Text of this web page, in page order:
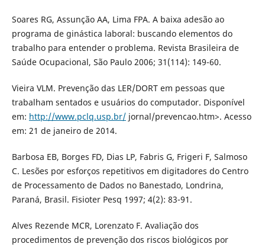
Soares RG, Assunção AA, Lima FPA. A baixa adesão ao
programa de ginástica laboral: buscando elementos do
trabalho para entender o problema. Revista Brasileira de
Saúde Ocupacional, São Paulo 2006; 31(114): 149-60.
Vieira VLM. Prevenção das LER/DORT em pessoas que
trabalham sentados e usuários do computador. Disponível
em: http://www.pclq.usp.br/jornal/prevencao.htm>. Acesso
em: 21 de janeiro de 2014.
Barbosa EB, Borges FD, Dias LP, Fabris G, Frigeri F, Salmoso
C. Lesões por esforços repetitivos em digitadores do Centro
de Processamento de Dados no Banestado, Londrina,
Paraná, Brasil. Fisioter Pesq 1997; 4(2): 83-91.
Alves Rezende MCR, Lorenzato F. Avaliação dos
procedimentos de prevenção dos riscos biológicos por